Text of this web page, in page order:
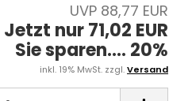
UVP 88,77 EUR
Jetzt nur 71,02 EUR
Sie sparen.... 20%
inkl. 19% MwSt. zzgl.Versand